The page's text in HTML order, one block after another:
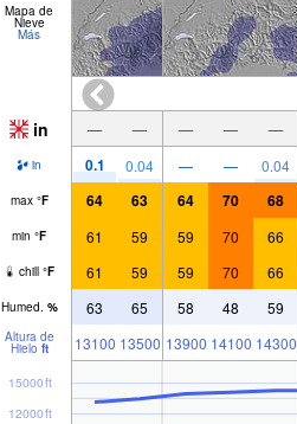
Mapa de
Nieve
Más
in — — — — —
in 0.1 0.04 — — 0.04
max °F 64 63 64 70 68
min °F 61 59 59 70 66
chill °F 61 59 59 70 66
Humed. % 63 65 58 48 59
Altura de
Hielo ft 13100 13500 13900 14100 14300
12000ft
15000ft